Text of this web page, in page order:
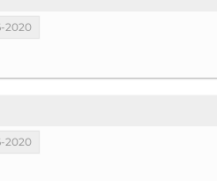
2020
2020